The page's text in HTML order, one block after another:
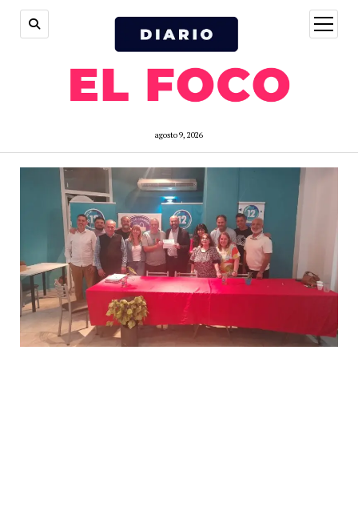
agosto 9, 2026
open
menu